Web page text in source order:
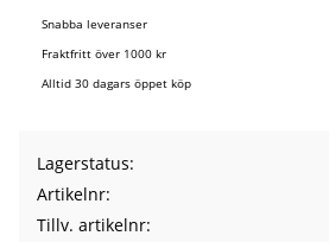
Snabba leveranser
Fraktfritt över 1000 kr
Alltid 30 dagars öppet köp
Lagerstatus
Artikelnr
Tillv. artikelnr